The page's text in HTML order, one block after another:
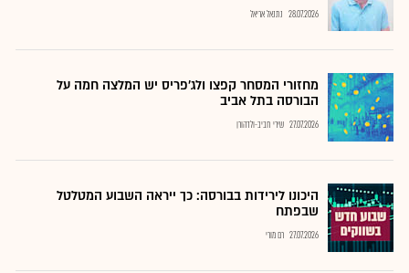
28.07.2026 נתנאל אריאל
מחזורי המסחר קפצו ולג'פריס יש המלצה חמה על
הבורסה בתל אביב
27.07.2026 שירי חביב-ולדהורן
היכונו לירידות בבורסה: כך ייראה השבוע המטלטל
שבפתח
27.07.2026 רם מורי